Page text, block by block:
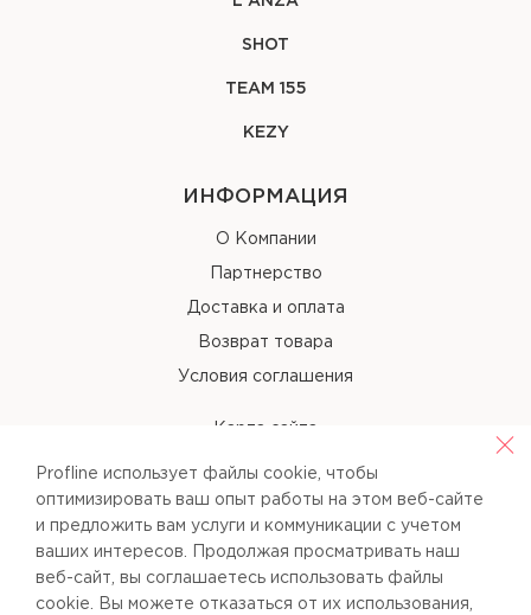
SHOT
TEAM 155
KEZY
ИНФОРМАЦИЯ
О Компании
Партнерство
Доставка и оплата
Возврат товара
Условия соглашения
Карта сайта
КОНТАКТЫ
+38 (067) 238-97-40
info@pl-beauty.com.ua
Profline использует файлы cookie, чтобы
оптимизировать ваш опыт работы на этом веб-сайте
и предложить вам услуги и коммуникации с учетом
ваших интересов. Продолжая просматривать наш
веб-сайт, вы соглашаетесь использовать файлы
cookie. Вы можете отказаться от их использования,